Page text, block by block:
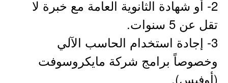
2- أو شهادة الثانوية العامة مع خبرة لا
تقل عن 5 سنوات.
3- إجادة استخدام الحاسب الآلي
وخصوصاً برامج شركة مايكروسوفت
(أوفيس).